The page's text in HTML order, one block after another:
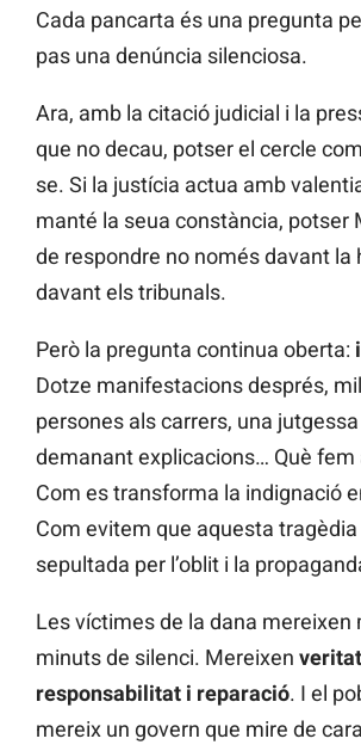
Cada pancarta és una pregunta
pas una denúncia silenciosa.
Ara, amb la citació judicial i la
que no decau, potser el cercle
se. Si la justícia actua amb
manté la seua constància, potser
de respondre no només davant la
davant els tribunals.
Però la pregunta continua oberta:
Dotze manifestacions després,
persones als carrers, una
demanant explicacions… Què fem
Com es transforma la indignació
Com evitem que aquesta
sepultada per l’oblit i la
Les víctimes de la dana mereixen
minuts de silenci. Mereixen
responsabilitat i reparació. I el
mereix un govern que mire de